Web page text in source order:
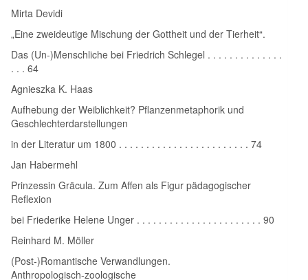
Mirta Devidi
„Eine zweideutige Mischung der Gottheit und der Tierheit“.
Das (Un‑)Menschliche bei Friedrich Schlegel . . . . . . . . . . . . . .
. . . 64
Agnieszka K. Haas
Aufhebung der Weiblichkeit? Pflanzenmetaphorik und
Geschlechterdarstellungen
in der Literatur um 1800 . . . . . . . . . . . . . . . . . . . . . . . . 74
Jan Habermehl
Prinzessin Gräcula. Zum Affen als Figur pädagogischer
Reflexion
bei Friederike Helene Unger . . . . . . . . . . . . . . . . . . . . . . . 90
Reinhard M. Möller
(Post‑)Romantische Verwandlungen.
Anthropologisch‑zoologische